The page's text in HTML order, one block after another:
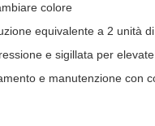
colore
equivalente a 2 unità
e sigillata per
e manutenzione con